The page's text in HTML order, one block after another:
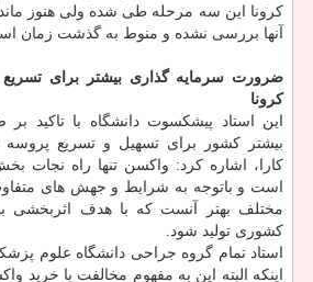
کرونا این سه مرحله طی شده ولی هنوز
آنها بررسی نشده و منوط به گذشت زمان
ضرورت سرمایه گذاری بیشتر برای
کرونا
این استاد پیشکسوت دانشگاه با تاکید
بیشتر کشور برای تسهیل و تسریع
کارا، اشاره کرد: واکسن تنها راه نجات
است و باتوجه به شرایط و جهش های
مختلف بهتر آنست که با هدف اثربخشی
کشوری تولید شود.
استاد تمام گروه جراحی دانشگاه علوم
اینکه البته این به مفهوم مخالفت با خرید